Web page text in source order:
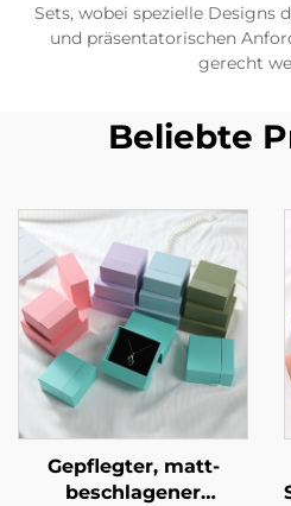
Sets, wobei spezielle Designs
und präsentatorischen
gerecht
Beliebte
Gepflegter, matt-
beschlagener